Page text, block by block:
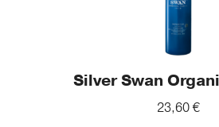
Silver Swan
23,60€